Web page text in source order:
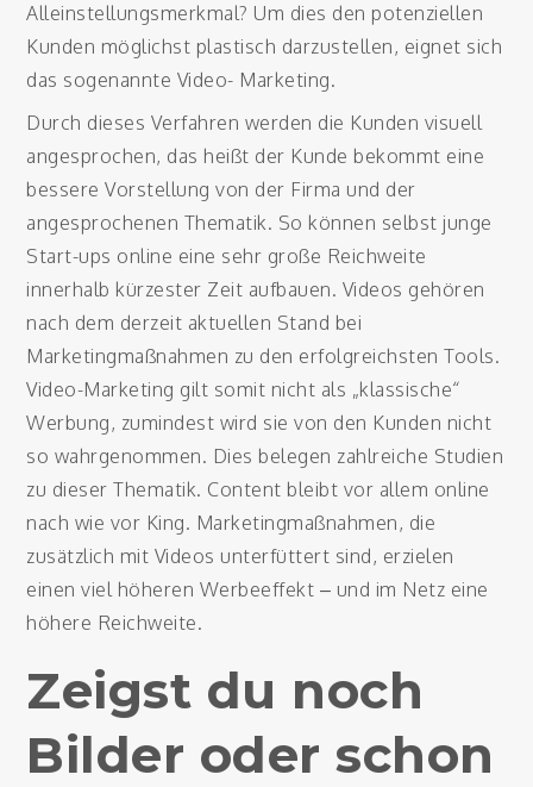
Alleinstellungsmerkmal? Um dies den potenziellen
Kunden möglichst plastisch darzustellen, eignet sich
das sogenannte Video- Marketing.
Durch dieses Verfahren werden die Kunden visuell
angesprochen, das heißt der Kunde bekommt eine
bessere Vorstellung von der Firma und der
angesprochenen Thematik. So können selbst junge
Start-ups online eine sehr große Reichweite
innerhalb kürzester Zeit aufbauen. Videos gehören
nach dem derzeit aktuellen Stand bei
Marketingmaßnahmen zu den erfolgreichsten Tools.
Video-Marketing gilt somit nicht als „klassische“
Werbung, zumindest wird sie von den Kunden nicht
so wahrgenommen. Dies belegen zahlreiche Studien
zu dieser Thematik. Content bleibt vor allem online
nach wie vor King. Marketingmaßnahmen, die
zusätzlich mit Videos unterfüttert sind, erzielen
einen viel höheren Werbeeffekt – und im Netz eine
höhere Reichweite.
Zeigst du noch
Bilder oder schon